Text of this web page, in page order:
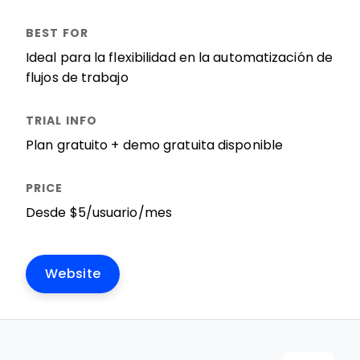
Ideal para la flexibilidad en la automatización de
flujos de trabajo
Plan gratuito + demo gratuita disponible
Desde $5/usuario/mes
Website